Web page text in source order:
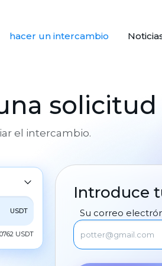
hacer un intercambio
el intercambio.
BALANCE
CASH
USDT
USDT
Introduce
Su correo